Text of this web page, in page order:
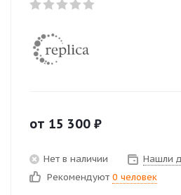
от 15 300 ₽
Нет в наличии
Нашли
Рекомендуют 0 человек